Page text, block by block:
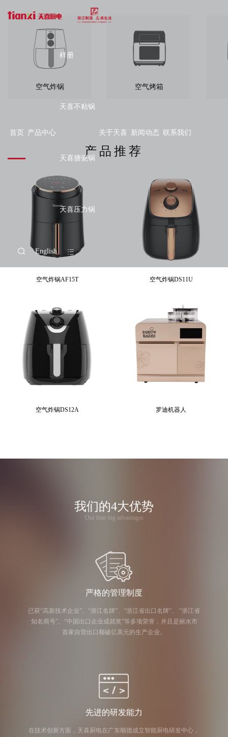
首页 产品中心
样册
天喜不粘锅
天喜搪瓷锅
天喜压力锅
关于天喜 新闻动态 联系我们
English
空气炸锅 空气烤箱
产品推荐
空气炸锅AF15T 空气炸锅DS11U
空气炸锅DS12A 罗迪机器人
我们的4大优势
Our four big advantages
严格的管理制度
已获“高新技术企业”、“浙江名牌”、“浙江省出口名牌”、 “浙江省
知名商号”、“中国出口企业成就奖”等多项荣誉，并且是丽水市
首家自营出口额破亿美元的生产企业。
先进的研发能力
在技术创新方面，天喜厨电在广东顺德成立智能厨电研发中心，